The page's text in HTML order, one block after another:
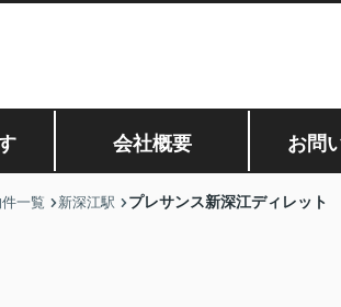
会社概要 お問
一覧 新深江駅 プレサンス新深江ディレット